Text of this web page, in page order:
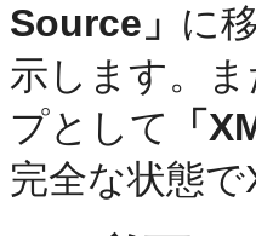
Source」 に
示します。ま
プとして
「
完全な状態